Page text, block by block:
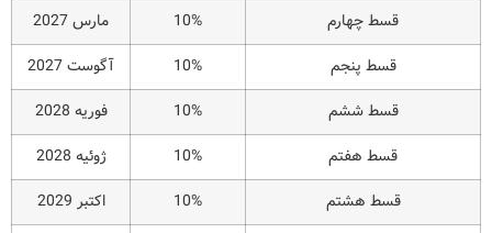
قسط چهارم
10%
مارس 2027
قسط پنجم
10%
آگوست 2027
قسط ششم
10%
فوریه 2028
قسط هفتم
10%
ژوئیه 2028
قسط هشتم
10%
اکتبر 2029